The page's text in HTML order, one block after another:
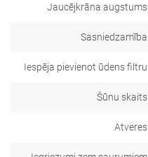
Jaucējkrāna augstums
Sasniedzamība
Iespēja pievienot ūdens filtru
Šūnu skaits
Atveres